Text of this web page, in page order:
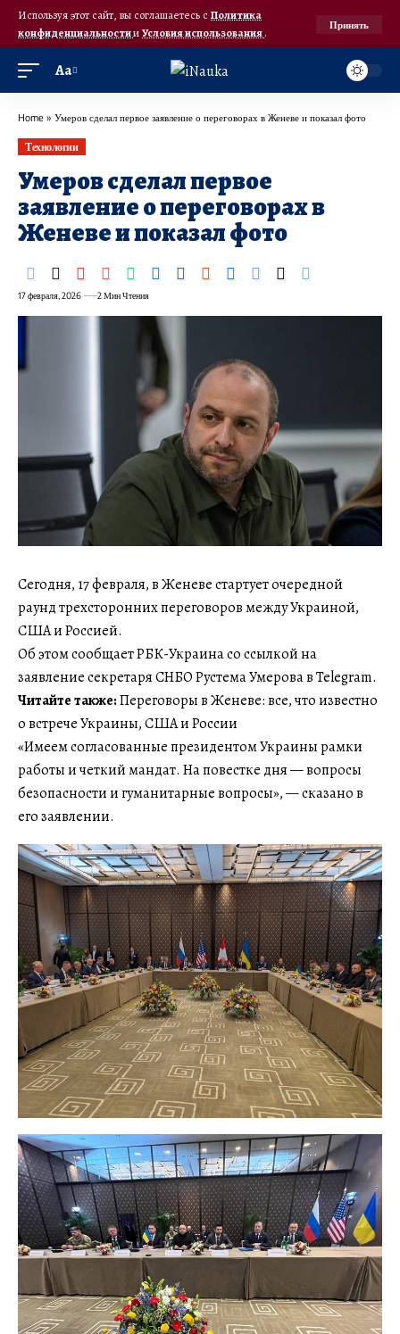
Используя этот сайт, вы соглашаетесь с Политика
конфиденциальностииУсловия использования.
Принять
Аа
Home » Умеров сделал первое заявление о переговорах в Женеве и показал фото
Технологии
Умеров сделал первое
заявление о переговорах в
Женеве и показал фото
17 февраля, 2026 2 Мин Чтения
Сегодня, 17 февраля, в Женеве стартует очередной
раунд трехсторонних переговоров между Украиной,
США и Россией.
Об этом сообщает РБК-Украина со ссылкой на
заявление секретаря СНБО Рустема Умерова в Telegram.
Читайте также:Переговоры в Женеве: все, что известно
о встрече Украины, США и России
«Имеем согласованные президентом Украины рамки
работы и четкий мандат. На повестке дня — вопросы
безопасности и гуманитарные вопросы», — сказано в
его заявлении.